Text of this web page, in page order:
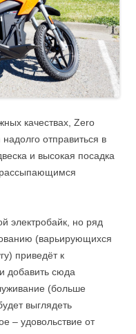
качествах, Zero
отправиться в
и высокая посадка
электробайк, но ряд
(варьирующихся
приведёт к
добавить сюда
(больше
выглядеть
– удовольствие от